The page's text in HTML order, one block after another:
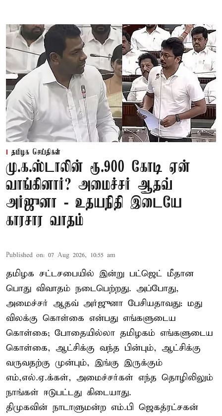
தமிழக செய்திகள்
மு.க.ஸ்டாலின் ரூ.900 கோடி ஏன்
வாங்கினார்? அமைச்சர் ஆதவ்
அர்ஜுனா - உதயநிதி இடையே
காரசார வாதம்
Published on: 07 Aug 2026, 10:55 am
தமிழக சட்டசபையில் இன்று பட்ஜெட் மீதான
பொது விவாதம் நடைபெற்றது. அப்போது,
அமைச்சர் ஆதவ் அர்ஜுனா பேசியதாவது: மது
விலக்கு கொள்கை என்பது எங்களுடைய
கொள்கை; போதையில்லா தமிழகம் எங்களுடைய
கொள்கை, ஆட்சிக்கு வந்த பின்பும், ஆட்சிக்கு
வருவதற்கு முன்பும், இங்கு இருக்கும்
எம்,எல்.ஏ.க்கள், அமைச்சர்கள் எந்த தொழிலிலும்
நாங்கள் ஈடுபட்டது கிடையாது.
திமுகவின் நாடாளுமன்ற எம்.பி ஜெகத்ரட்சகன்